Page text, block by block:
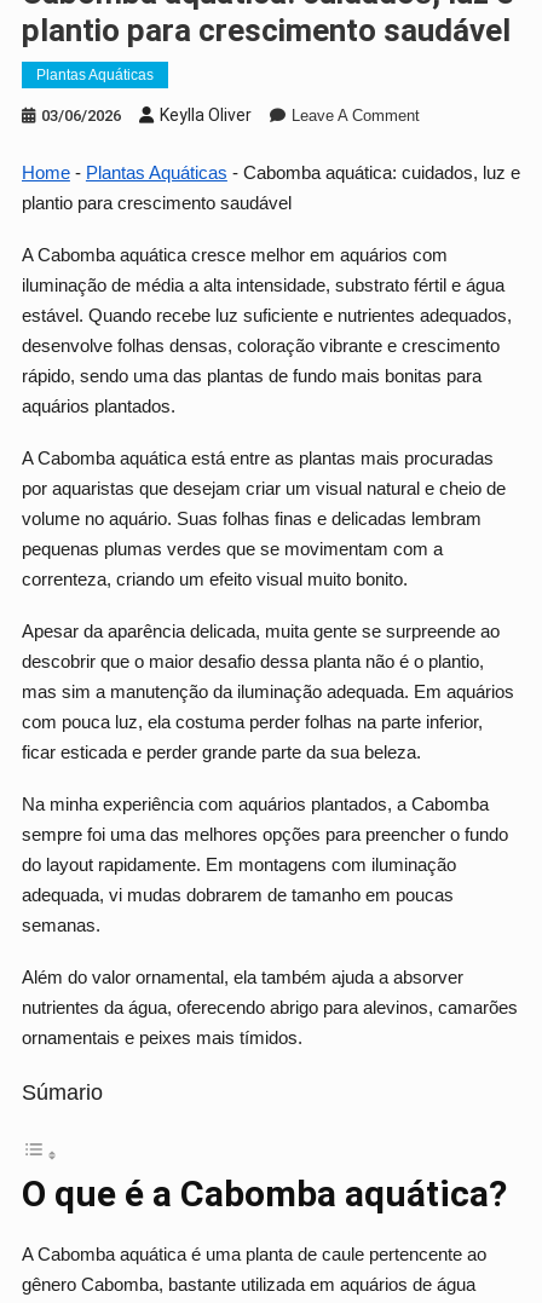
plantio para crescimento saudável
Plantas Aquáticas
03/06/2026 Keylla Oliver Leave A CommentOn
Aquática:
Crescimento
Saudável
Home- Plantas Aquáticas - Cabomba aquática: cuidados, luz e
plantio para crescimento saudável
A Cabomba aquática cresce melhor em aquários com
iluminação de média a alta intensidade, substrato fértil e água
estável. Quando recebe luz suficiente e nutrientes adequados,
desenvolve folhas densas, coloração vibrante e crescimento
rápido, sendo uma das plantas de fundo mais bonitas para
aquários plantados.
A Cabomba aquática está entre as plantas mais procuradas
por aquaristas que desejam criar um visual natural e cheio de
volume no aquário. Suas folhas finas e delicadas lembram
pequenas plumas verdes que se movimentam com a
correnteza, criando um efeito visual muito bonito.
Apesar da aparência delicada, muita gente se surpreende ao
descobrir que o maior desafio dessa planta não é o plantio,
mas sim a manutenção da iluminação adequada. Em aquários
com pouca luz, ela costuma perder folhas na parte inferior,
ficar esticada e perder grande parte da sua beleza.
Na minha experiência com aquários plantados, a Cabomba
sempre foi uma das melhores opções para preencher o fundo
do layout rapidamente. Em montagens com iluminação
adequada, vi mudas dobrarem de tamanho em poucas
semanas.
Além do valor ornamental, ela também ajuda a absorver
nutrientes da água, oferecendo abrigo para alevinos, camarões
ornamentais e peixes mais tímidos.
Súmario
O que é a Cabomba aquática?
A Cabomba aquática é uma planta de caule pertencente ao
gênero Cabomba, bastante utilizada em aquários de água